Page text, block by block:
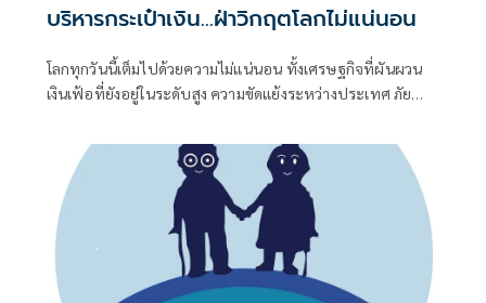
บริหารกระเป๋าเงิน...ฝ่าวิกฤตโลกไม่แน่นอน
โลกทุกวันนี้เต็มไปด้วยความไม่แน่นอน ทั้งเศรษฐกิจที่ผันผวน
เงินเฟ้อที่ยังอยู่ในระดับสูง ความขัดแย้งระหว่างประเทศ ภัย
เหล่านี้ล้วนส่งผลต่อค่าครองชีพและมูลค่าของเงินออม โดย
เฉพาะคนวัยเกษียณที่ไม่มีรายได้ประจำเหมือนในช่วงวัยทำงาน